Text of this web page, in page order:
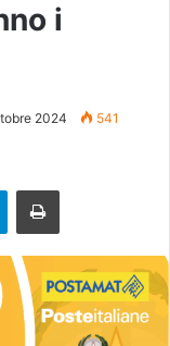
i
2024 541
Telegram